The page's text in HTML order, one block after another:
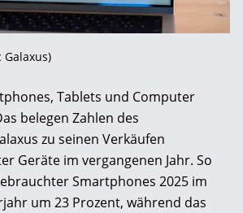
Tablets und Computer
belegen Zahlen des
zu seinen Verkäufen
Geräte im vergangenen Jahr. So
Smartphones 2025 im
um 23 Prozent, während das